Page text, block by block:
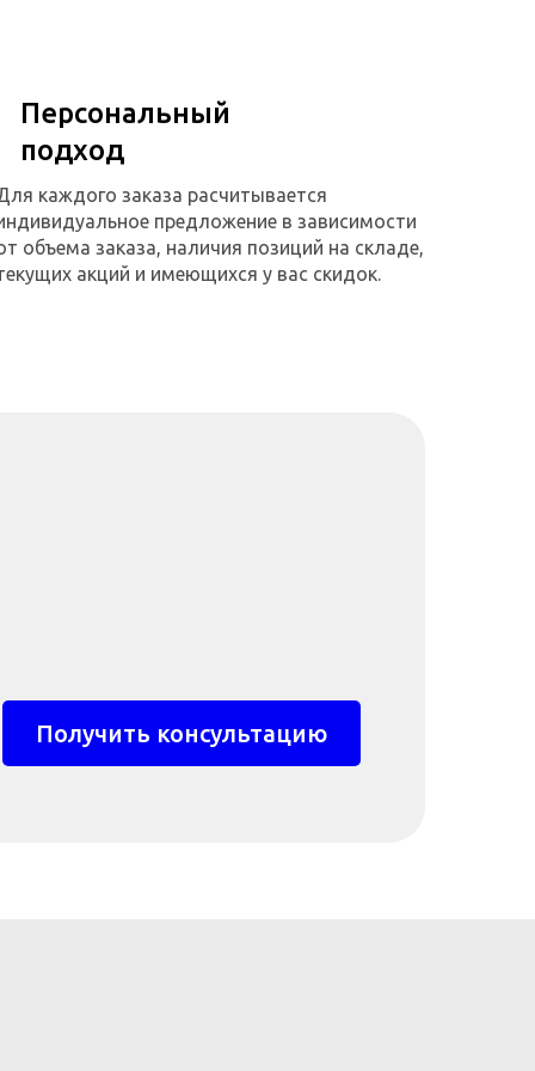
Персональный
подход
каждого заказа расчитывается
предложение в зависимости
объема заказа, наличия позиций на складе,
акций и имеющихся у вас скидок.
Получить консультацию